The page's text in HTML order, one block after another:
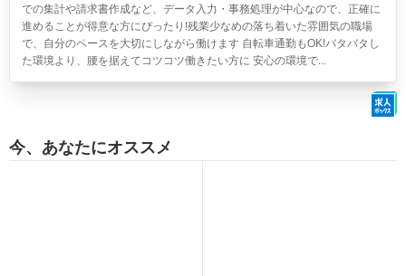
での集計や請求書作成など、データ入力・事務処理が中心なので、正確に
進めることが得意な方にぴったり!残業少なめの落ち着いた雰囲気の職場
で、自分のペースを大切にしながら働けます 自転車通勤もOK!バタバタし
た環境より、腰を据えてコツコツ働きたい方に 安心の環境で...
今、あなたにオススメ